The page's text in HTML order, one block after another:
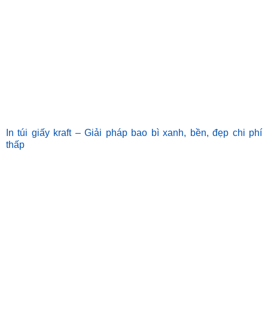
In túi giấy kraft – Giải pháp bao bì xanh, bền, đẹp chi phí
thấp